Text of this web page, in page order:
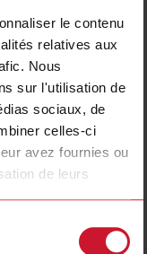
le contenu
relatives aux
Nous
sur l'utilisation de
sociaux, de
celles-ci
avez fournies ou
de leurs
Acheter
DRA (DIN-rail adapter)
Oui